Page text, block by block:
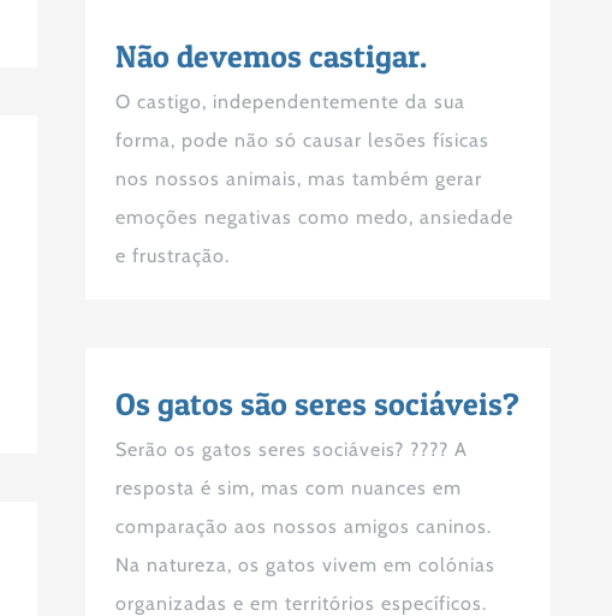
Não devemos castigar.
O castigo, independentemente da sua
forma, pode não só causar lesões físicas
nos nossos animais, mas também gerar
emoções negativas como medo, ansiedade
e frustração.
Os gatos são seres sociáveis?
Serão os gatos seres sociáveis? ???? A
resposta é sim, mas com nuances em
comparação aos nossos amigos caninos.
Na natureza, os gatos vivem em colónias
organizadas e em territórios específicos.